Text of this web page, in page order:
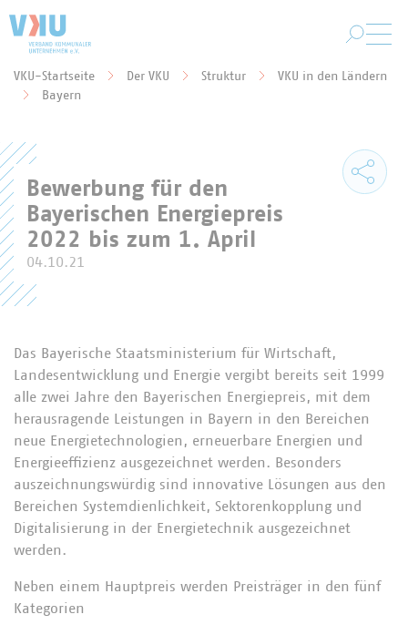
Sie befinden sich hier:
VKU-Startseite Der VKU Struktur
VKU in den Ländern
Bayern
Bewerbung für den
Bayerischen Energiepreis
2022 bis zum 1. April
04.10.21
Das Bayerische Staatsministerium für Wirtschaft,
Landesentwicklung und Energie vergibt bereits seit 1999
alle zwei Jahre den Bayerischen Energiepreis, mit dem
herausragende Leistungen in Bayern in den Bereichen
neue Energietechnologien, erneuerbare Energien und
Energieeffizienz ausgezeichnet werden. Besonders
auszeichnungswürdig sind innovative Lösungen aus den
Bereichen Systemdienlichkeit, Sektorenkopplung und
Digitalisierung in der Energietechnik ausgezeichnet
werden.
Neben einem Hauptpreis werden Preisträger in den fünf
Kategorien